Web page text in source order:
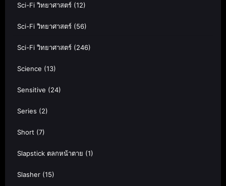
Sci-Fi วิทยาศาสตร์ (12)
Sci-Fi วิทยาศาสตร์ (56)
Sci-Fi วิทยาศาสตร์ (246)
Science (13)
Sensitive (24)
Series (2)
Short (7)
Slapstick ตลกหน้าตาย (1)
Slasher (15)